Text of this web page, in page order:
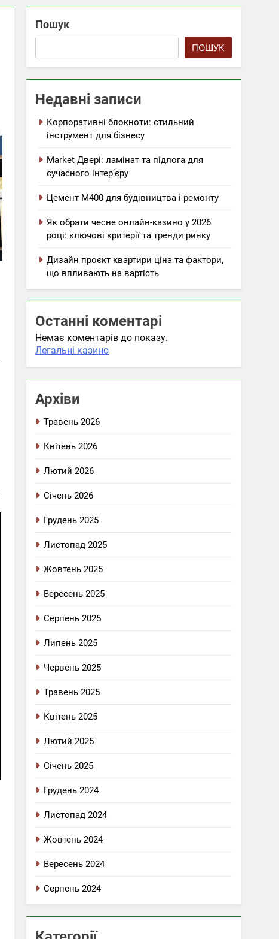
Пошук
ПОШУК
Недавні записи
Корпоративні блокноти: стильний
інструмент для бізнесу
Market Двері: ламінат та підлога для
сучасного інтер’єру
Цемент М400 для будівництва і ремонту
Як обрати чесне онлайн-казино у 2026
році: ключові критерії та тренди ринку
Дизайн проєкт квартири ціна та фактори,
що впливають на вартість
Останні коментарі
Немає коментарів до показу.
Легальні казино
Архіви
Травень 2026
Квітень 2026
Лютий 2026
Січень 2026
Грудень 2025
Листопад 2025
Жовтень 2025
Вересень 2025
Серпень 2025
Липень 2025
Червень 2025
Травень 2025
Квітень 2025
Лютий 2025
Січень 2025
Грудень 2024
Листопад 2024
Жовтень 2024
Вересень 2024
Серпень 2024